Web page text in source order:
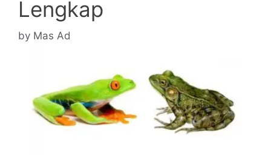
Lengkap
by Mas Ad